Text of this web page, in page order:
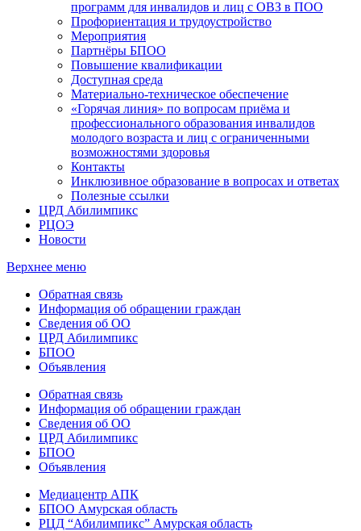
программ для инвалидов и лиц с ОВЗ в ПОО
Профориентация и трудоустройство
Мероприятия
Партнёры БПОО
Повышение квалификации
Доступная среда
Материально-техническое обеспечение
«Горячая линия» по вопросам приёма и
профессионального образования инвалидов
молодого возраста и лиц с ограниченными
возможностями здоровья
Контакты
Инклюзивное образование в вопросах и ответах
Полезные ссылки
ЦРД Абилимпикс
РЦОЭ
Новости
Верхнее меню
Обратная связь
Информация об обращении граждан
Сведения об ОО
ЦРД Абилимпикс
БПОО
Объявления
Обратная связь
Информация об обращении граждан
Сведения об ОО
ЦРД Абилимпикс
БПОО
Объявления
Медиацентр АПК
БПОО Амурская область
РЦД “Абилимпикс” Амурская область